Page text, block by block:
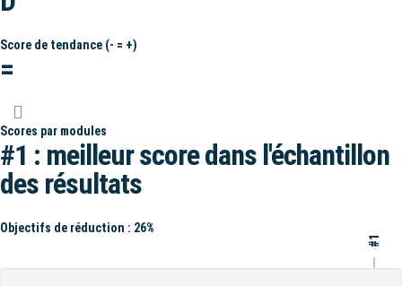
Score de tendance (- = +)
=
Scores par modules
#1 : meilleur score dans l'échantillon
des résultats
Objectifs de réduction : 26%
#1